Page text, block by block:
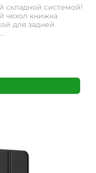
складной системой!
чехол книжка
для задней